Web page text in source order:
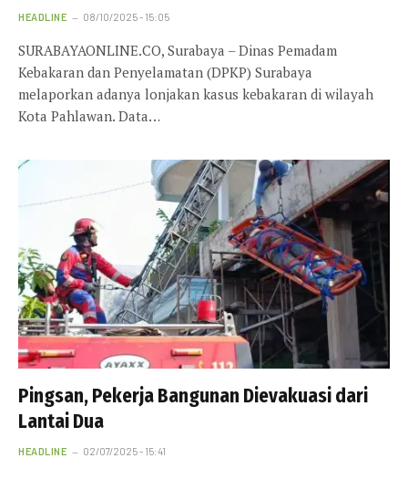
HEADLINE 08/10/2025 - 15:05
SURABAYAONLINE.CO, Surabaya – Dinas Pemadam
Kebakaran dan Penyelamatan (DPKP) Surabaya
melaporkan adanya lonjakan kasus kebakaran di wilayah
Kota Pahlawan. Data…
Pingsan, Pekerja Bangunan Dievakuasi dari
Lantai Dua
HEADLINE 02/07/2025 - 15:41